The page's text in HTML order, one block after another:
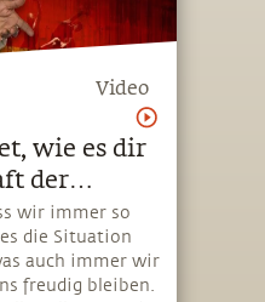
Video
wie es dir
der
wir immer so
die Situation
auch immer wir
freudig bleiben.